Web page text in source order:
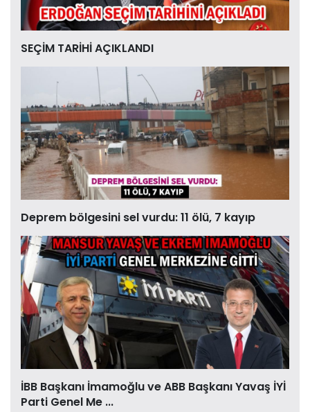
SEÇİM TARİHİ AÇIKLANDI
Deprem bölgesini sel vurdu: 11 ölü, 7 kayıp
İBB Başkanı İmamoğlu ve ABB Başkanı Yavaş İYİ
Parti Genel Me ...